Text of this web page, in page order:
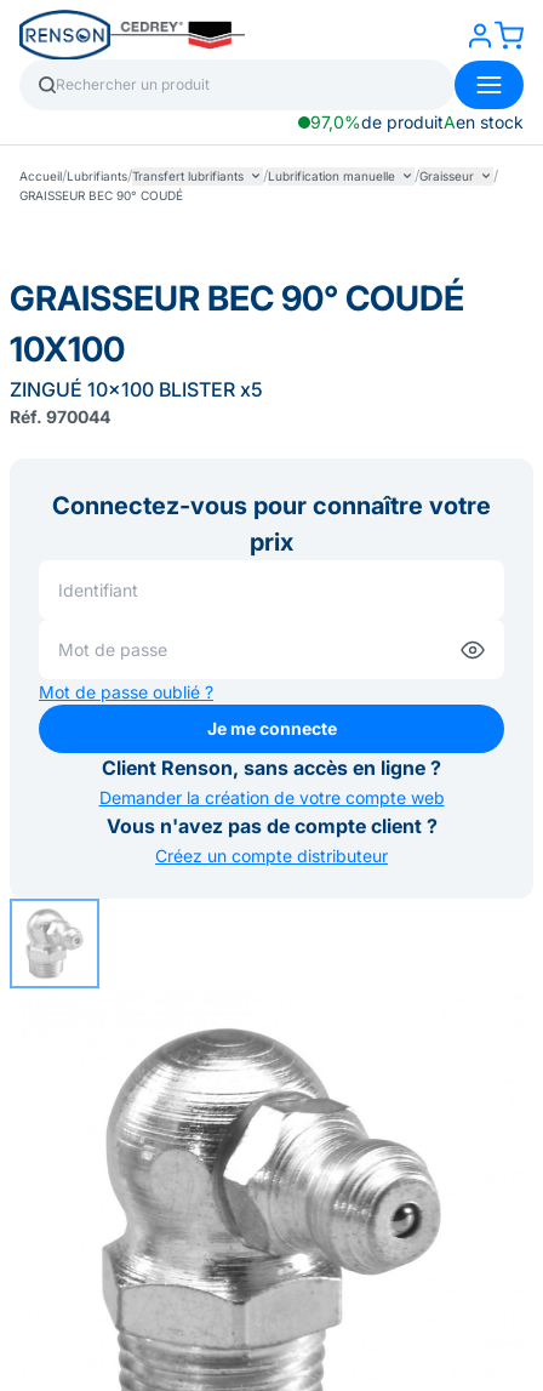
97,0%de produitAen stock
Accueil/Lubrifiants/Transfert lubrifiants /Lubrification manuelle /Graisseur /
GRAISSEUR BEC 90° COUDÉ
GRAISSEUR BEC 90° COUDÉ
10X100
ZINGUÉ 10x100 BLISTER x5
Réf. 970044
Connectez-vous pour connaître votre
prix
Mot de passe oublié ?
Je me connecte
Je me connecte
Client Renson, sans accès en ligne ?
Demander la création de votre compte web
Vous n'avez pas de compte client ?
Créez un compte distributeur